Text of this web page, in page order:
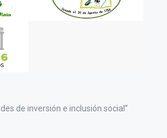
de inversión e inclusión social”